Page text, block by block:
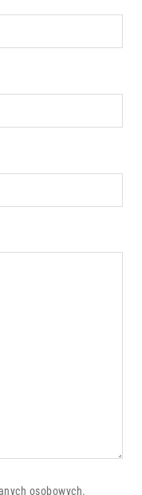
osobowych.